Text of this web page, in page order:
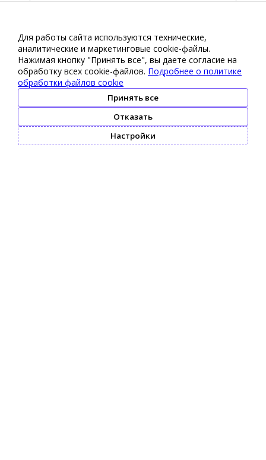
Для работы сайта используются технические,
аналитические и маркетинговые сооkіе-файлы.
Нажимая кнопку "Принять все", вы даете согласие на
обработку всех cookie-файлов. Подробнее о политике
обработки файлов cookie
Принять все
Отказать
Настройки